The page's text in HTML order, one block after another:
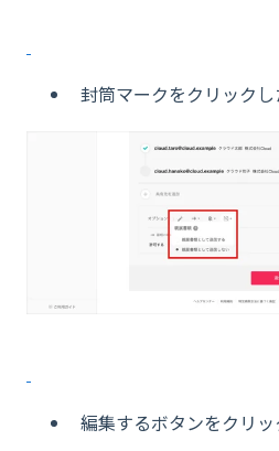
封筒マークをクリック
編集するボタンをクリ